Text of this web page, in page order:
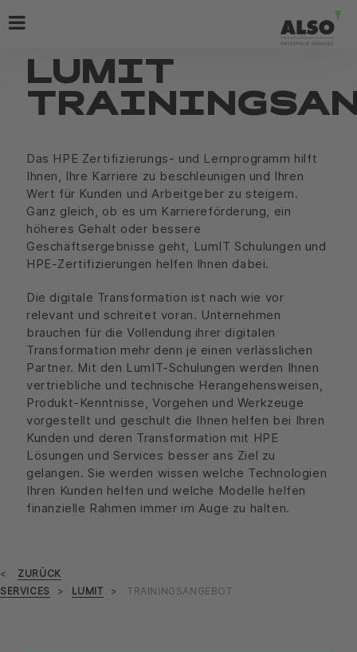
LUMIT
Das HPE Zertifizierungs- und Lernprogramm hilft
Ihnen, Ihre Karriere zu beschleunigen und Ihren
Wert für Kunden und Arbeitgeber zu steigern.
Ganz gleich, ob es um Karriereförderung, ein
höheres Gehalt oder bessere
Geschäftsergebnisse geht, LumIT Schulungen und
HPE-Zertifizierungen helfen Ihnen dabei.
Die digitale Transformation ist nach wie vor
relevant und schreitet voran. Unternehmen
brauchen für die Vollendung ihrer digitalen
Transformation mehr denn je einen verlässlichen
Partner. Mit den LumIT-Schulungen werden Ihnen
vertriebliche und technische Herangehensweisen,
Produkt-Kenntnisse, Vorgehen und Werkzeuge
vorgestellt und geschult die Ihnen helfen bei Ihren
Kunden und deren Transformation mit HPE
Lösungen und Services besser ans Ziel zu
gelangen. Sie werden wissen welche Technologien
Ihren Kunden helfen und welche Modelle helfen
finanzielle Rahmen immer im Auge zu halten.
ZURÜCK
SERVICES
LUMIT TRAININGSANGEBOT